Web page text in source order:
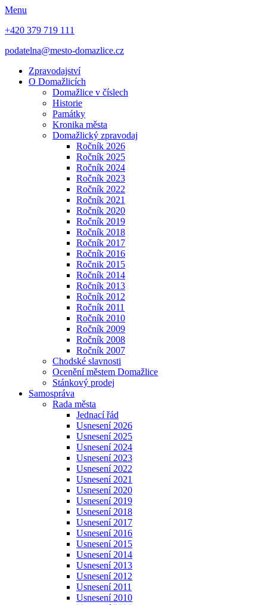
Menu
+420 379 719 111
podatelna@mesto-domazlice.cz
Zpravodajství
O Domažlicích
Domažlice v číslech
Historie
Památky
Kronika města
Domažlický zpravodaj
Ročník 2026
Ročník 2025
Ročník 2024
Ročník 2023
Ročník 2022
Ročník 2021
Ročník 2020
Ročník 2019
Ročník 2018
Ročník 2017
Ročník 2016
Ročnik 2015
Ročník 2014
Ročník 2013
Ročník 2012
Ročník 2011
Ročník 2010
Ročník 2009
Ročník 2008
Ročník 2007
Chodské slavnosti
Ocenění městem Domažlice
Stánkový prodej
Samospráva
Rada města
Jednací řád
Usnesení 2026
Usnesení 2025
Usnesení 2024
Usnesení 2023
Usnesení 2022
Usnesení 2021
Usnesení 2020
Usnesení 2019
Usnesení 2018
Usnesení 2017
Usnesení 2016
Usnesení 2015
Usnesení 2014
Usnesení 2013
Usnesení 2012
Usnesení 2011
Usnesení 2010